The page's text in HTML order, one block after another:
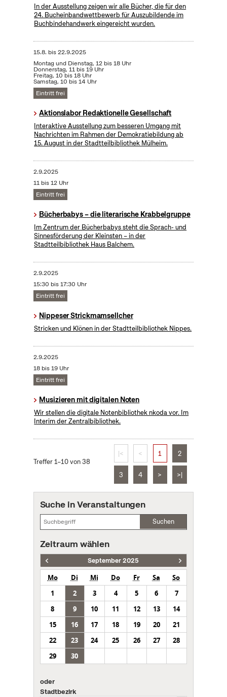
In der Ausstellung zeigen wir alle Bücher, die für den
24. Bucheinbandwettbewerb für Auszubildende im
Buchbindehandwerk eingereicht wurden.
15.8. bis22.9.2025
Montag und Dienstag, 12 bis 18 Uhr
Donnerstag, 11 bis 19 Uhr
Freitag, 10 bis 18 Uhr
Samstag, 10 bis 14 Uhr
Eintritt frei
Aktionslabor Redaktionelle Gesellschaft
Interaktive Ausstellung zum besseren Umgang mit
Nachrichten im Rahmen der Demokratiebildung ab
15. August in der Stadtteilbibliothek Mülheim.
2.9.2025
11 bis 12 Uhr
Eintritt frei
Bücherbabys – die literarische Krabbelgruppe
Im Zentrum der Bücherbabys steht die Sprach- und
Sinnesförderung der Kleinsten – in der
Stadtteilbibliothek Haus Balchem.
2.9.2025
15:30 bis 17:30 Uhr
Eintritt frei
Nippeser Strickmamsellcher
Stricken und Klönen in der Stadtteilbibliothek Nippes.
2.9.2025
18 bis 19 Uhr
Eintritt frei
Musizieren mit digitalen Noten
Wir stellen die digitale Notenbibliothek nkoda vor. Im
Interim der Zentralbibliothek.
Treffer 1–10 von 38
|< < 1 2
3 4 > >|
Suche in Veranstaltungen
Suchen
Zeitraum wählen
September 2025
Mo Di Mi Do Fr Sa
So
1
2 3 4 5 6
7
8
9 10 11 12 13
14
15
16 17 18 19 20
21
22
23 24 25 26 27
28
29
30
oder
Stadtbezirk